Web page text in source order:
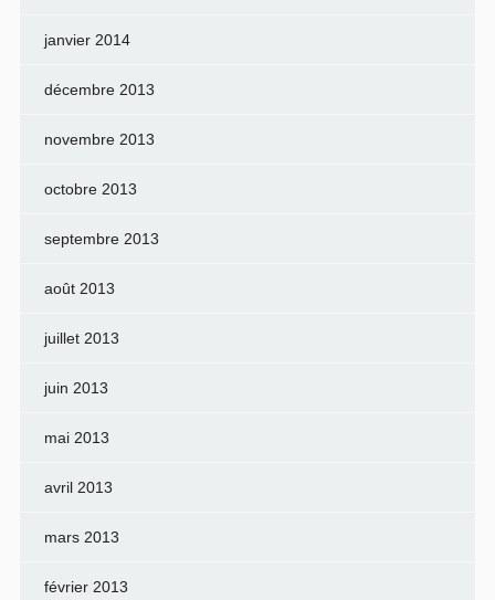
janvier 2014
décembre 2013
novembre 2013
octobre 2013
septembre 2013
août 2013
juillet 2013
juin 2013
mai 2013
avril 2013
mars 2013
février 2013